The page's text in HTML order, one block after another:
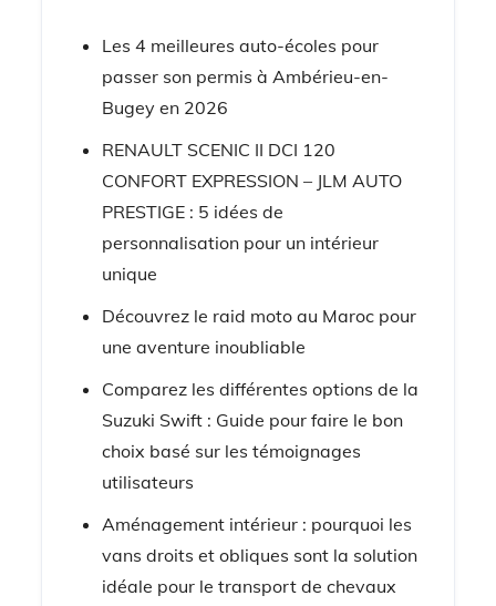
Les 4 meilleures auto-écoles pour
passer son permis à Ambérieu-en-
Bugey en 2026
RENAULT SCENIC II DCI 120
CONFORT EXPRESSION – JLM AUTO
PRESTIGE : 5 idées de
personnalisation pour un intérieur
unique
Découvrez le raid moto au Maroc pour
une aventure inoubliable
Comparez les différentes options de la
Suzuki Swift : Guide pour faire le bon
choix basé sur les témoignages
utilisateurs
Aménagement intérieur : pourquoi les
vans droits et obliques sont la solution
idéale pour le transport de chevaux